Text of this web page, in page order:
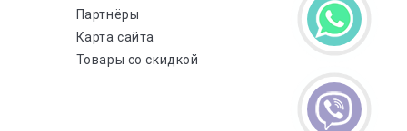
Партнёры
Карта сайта
Товары со скидкой